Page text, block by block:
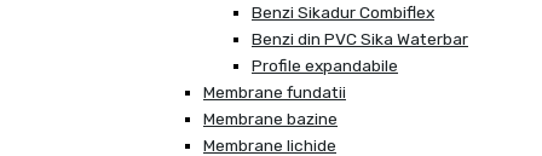
Benzi Sikadur Combiflex
Benzi din PVC Sika Waterbar
Profile expandabile
Membrane fundatii
Membrane bazine
Membrane lichide